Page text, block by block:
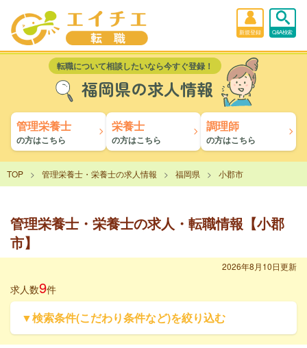
新規登録 Q&A検索
転職について相談したいなら今すぐ登録！
福岡県の求人情報
管理栄養士
の方はこちら
栄養士
の方はこちら
調理師
の方はこちら
TOP 管理栄養士・栄養士の求人情報 福岡県 小郡市
管理栄養士・栄養士の求人・転職情報【小郡
市】
2026年8月10日更新
求人数9件
▼検索条件(こだわり条件など)を絞り込む